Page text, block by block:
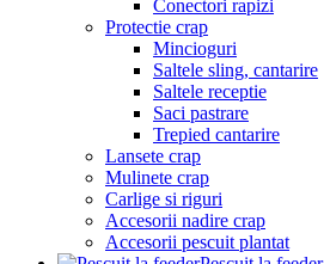
Conectori rapizi
Protectie crap
Mincioguri
Saltele sling, cantarire
Saltele receptie
Saci pastrare
Trepied cantarire
Lansete crap
Mulinete crap
Carlige si riguri
Accesorii nadire crap
Accesorii pescuit plantat